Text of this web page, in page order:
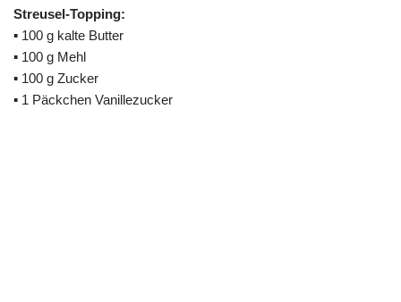
Streusel-Topping:
▪ 100 g kalte Butter
▪ 100 g Mehl
▪ 100 g Zucker
▪ 1 Päckchen Vanillezucker